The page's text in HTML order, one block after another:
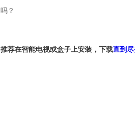
吗？
推荐在智能电视或盒子上安装，下载直到